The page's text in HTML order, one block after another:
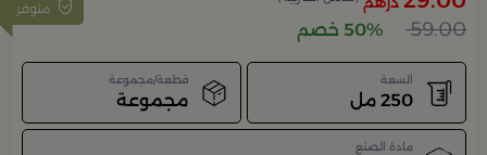
متوفر
59.00 50% خصم
السعة
250 مل
قطعة/مجموعة
مجموعة
مادة الصنع